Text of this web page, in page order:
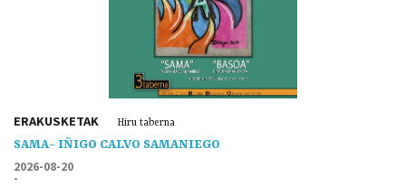
ERAKUSKETAK Hiru taberna
SAMA- IÑIGO CALVO SAMANIEGO
2026-08-20
-